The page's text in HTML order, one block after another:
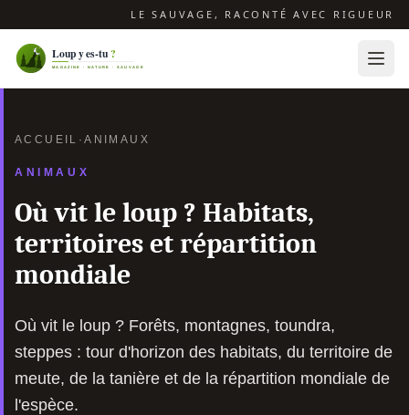
LE SAUVAGE, RACONTÉ AVEC RIGUEUR
ACCUEIL ·ANIMAUX
ANIMAUX
Où vit le loup ? Habitats,
territoires et répartition
mondiale
Où vit le loup ? Forêts, montagnes, toundra,
steppes : tour d'horizon des habitats, du territoire de
meute, de la tanière et de la répartition mondiale de
l'espèce.